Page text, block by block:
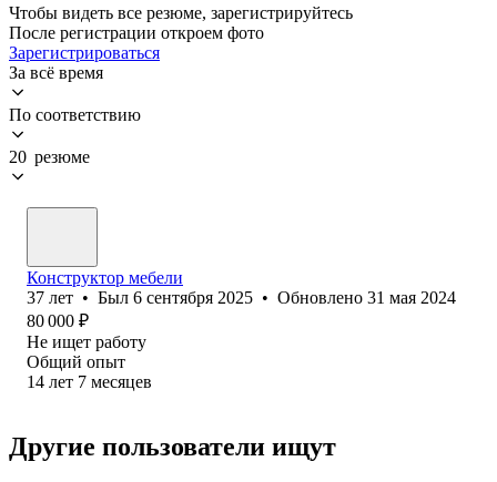
Чтобы видеть все резюме, зарегистрируйтесь
После регистрации откроем фото
Зарегистрироваться
За всё время
По соответствию
20 резюме
Конструктор мебели
37 лет • Был 6 сентября 2025 • Обновлено 31 мая 2024
80 000 ₽
Не ищет работу
Общий опыт
14 лет 7 месяцев
Другие пользователи ищут